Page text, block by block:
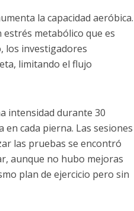
la capacidad aeróbica.
metabólico que es
los investigadores
limitando el flujo
intensidad durante 30
cada pierna. Las sesiones
las pruebas se encontró
aunque no hubo mejoras
plan de ejercicio pero sin